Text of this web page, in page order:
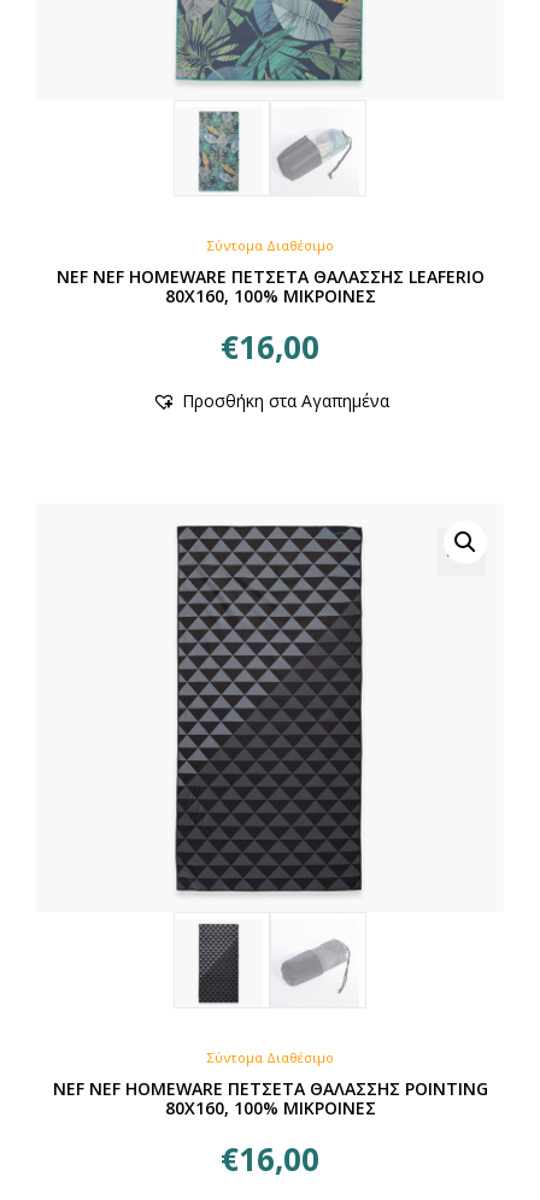
Σύντομα Διαθέσιμο
NEF NEF HOMEWARE ΠΕΤΣΕΤΑ ΘΑΛΑΣΣΗΣ LEAFERIO
80X160, 100% ΜΙΚΡΟΙΝΕΣ
€16,00
Προσθήκη στα Αγαπημένα
Σύντομα Διαθέσιμο
NEF NEF HOMEWARE ΠΕΤΣΕΤΑ ΘΑΛΑΣΣΗΣ POINTING
80X160, 100% ΜΙΚΡΟΙΝΕΣ
€16,00